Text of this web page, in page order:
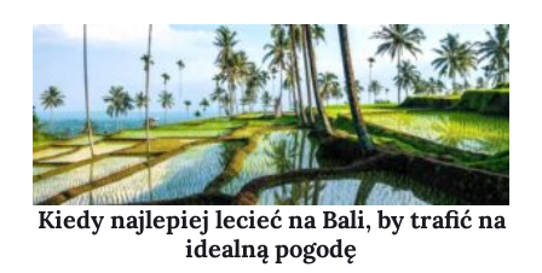
Kiedy najlepiej lecieć na Bali, by trafić na
idealną pogodę